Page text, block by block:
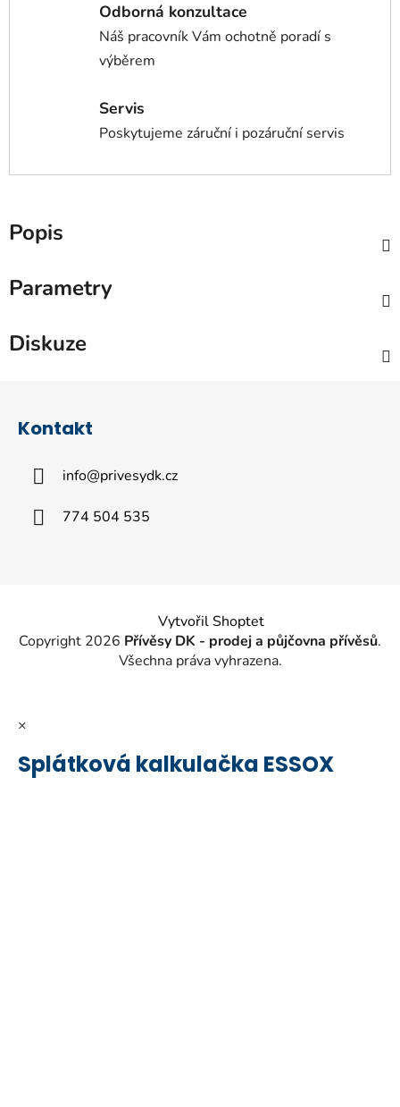
Odborná konzultace
Náš pracovník Vám ochotně poradí s
výběrem
Servis
Poskytujeme záruční i pozáruční servis
Popis
Parametry
Diskuze
Kontakt
info@privesydk.cz
774 504 535
Vytvořil Shoptet
Copyright 2026 Přívěsy DK - prodej a půjčovna přívěsů.
Všechna práva vyhrazena.
×
Splátková kalkulačka ESSOX